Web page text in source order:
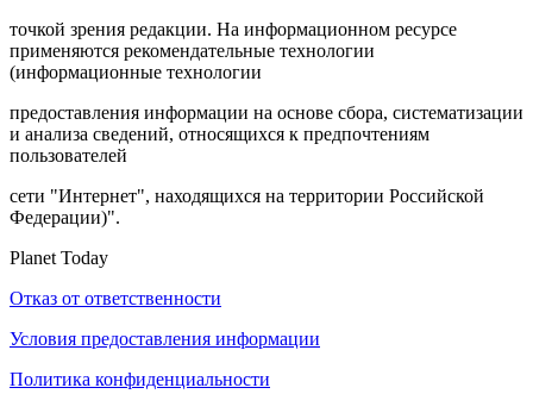
точкой зрения редакции. На информационном ресурсе
применяются рекомендательные технологии
(информационные технологии
предоставления информации на основе сбора, систематизации
и анализа сведений, относящихся к предпочтениям
пользователей
сети "Интернет", находящихся на территории Российской
Федерации)".
Planet Today
Отказ от ответственности
Условия предоставления информации
Политика конфиденциальности